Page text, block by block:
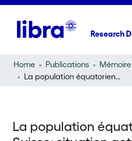
Research
Home Publications
La population équatorienne de Suisse: situation actuelle et facteurs explicatifs de la migration en provenance d'Equateur vers la Suisse
La population